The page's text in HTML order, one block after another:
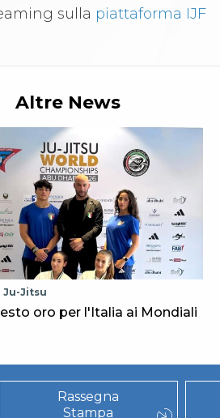
sulla piattaforma IJF
Altre News
Ju-Jitsu
oro per l'Italia ai Mondiali
Rassegna
Stampa